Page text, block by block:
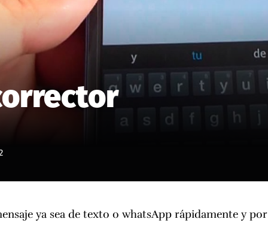
ya sea de texto o whatsApp rápidamente y por